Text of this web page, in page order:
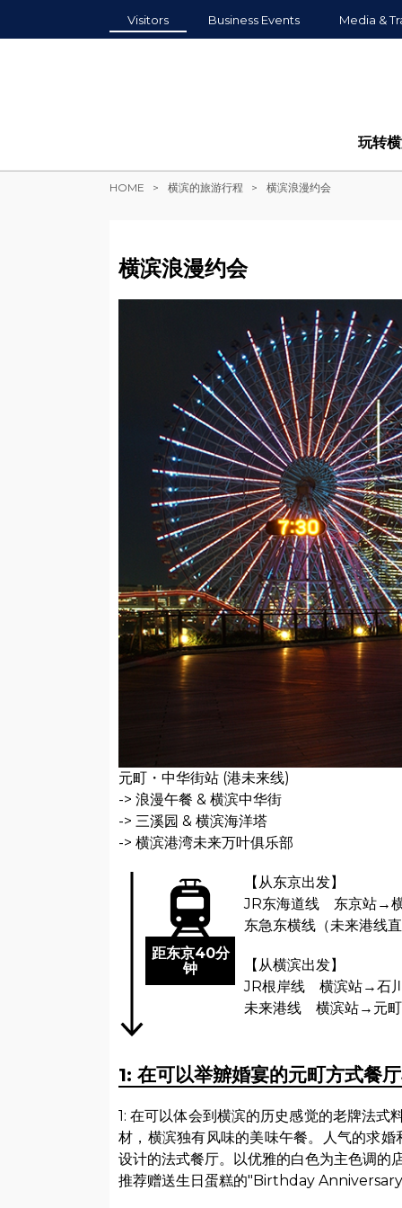
Visitors Business Events Media &
玩转
HOME 横滨的旅游行程 横滨浪漫约会
横滨浪漫约会
元町・中华街站 (港未来线)
-> 浪漫午餐 & 横滨中华街
-> 三溪园 & 横滨海洋塔
-> 横滨港湾未来万叶俱乐部
距东京40分
钟
【从东京出发】
JR东海道线 东京站→
东急东横线（未来港线
【从横滨出发】
JR根岸线 横滨站→石
未来港线 横滨站→元
1: 在可以举辧婚宴的元町方式餐
1: 在可以体会到横滨的历史感觉的老牌法
材，横滨独有风味的美味午餐。人气的求
设计的法式餐厅。以优雅的白色为主色调的
推荐赠送生日蛋糕的"Birthday